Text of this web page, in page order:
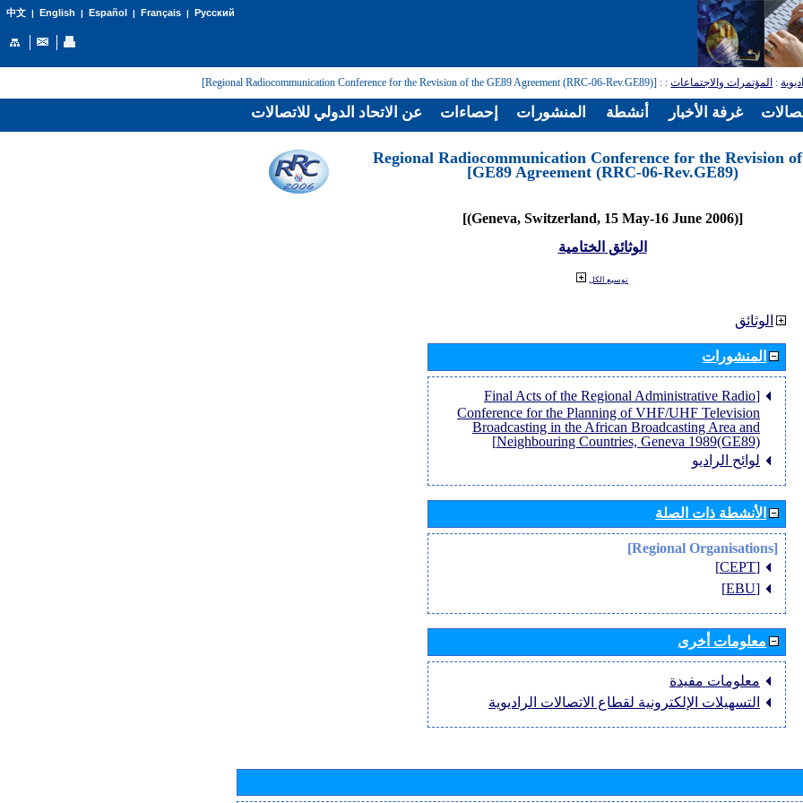
中文| English | Español | Français| Русский
: المؤتمرات والاجتماعات:
: [Regional Radiocommunication Conference for the Revision of the GE89 Agreement (RRC-06-Rev.GE89)]
[Regional Radiocommunication Conference for the Revision
GE89 Agreement (RRC-06-Rev.GE89)]
[(Geneva, Switzerland, 15 May-16 June 2006)]
الوثائق الختامية
توسيع الكل
الوثائق
المنشورات
[Final Acts of the Regional Administrative Radio
Conference for the Planning of VHF/UHF Television
Broadcasting in the African Broadcasting Area and
Neighbouring Countries, Geneva 1989(GE89)]
لوائح الراديو
الأنشطة ذات الصلة
[Regional Organisations]
[CEPT]
[EBU]
معلومات أخرى
معلومات مفيدة
التسهيلات الإلكترونية لقطاع الاتصالات الراديوية
عن الاتحاد الدولي للاتصالات إحصاءات المنشورات أنشطة غرفة الأخبار